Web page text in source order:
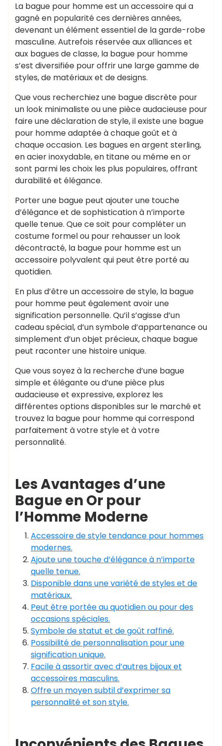
La bague pour homme est un accessoire qui a
gagné en popularité ces dernières années,
devenant un élément essentiel de la garde-robe
masculine. Autrefois réservée aux alliances et
aux bagues de classe, la bague pour homme
s’est diversifiée pour offrir une large gamme de
styles, de matériaux et de designs.
Que vous recherchiez une bague discrète pour
un look minimaliste ou une pièce audacieuse pour
faire une déclaration de style, il existe une bague
pour homme adaptée à chaque goût et à
chaque occasion. Les bagues en argent sterling,
en acier inoxydable, en titane ou même en or
sont parmi les choix les plus populaires, offrant
durabilité et élégance.
Porter une bague peut ajouter une touche
d’élégance et de sophistication à n’importe
quelle tenue. Que ce soit pour compléter un
costume formel ou pour rehausser un look
décontracté, la bague pour homme est un
accessoire polyvalent qui peut être porté au
quotidien.
En plus d’être un accessoire de style, la bague
pour homme peut également avoir une
signification personnelle. Qu’il s’agisse d’un
cadeau spécial, d’un symbole d’appartenance ou
simplement d’un objet précieux, chaque bague
peut raconter une histoire unique.
Que vous soyez à la recherche d’une bague
simple et élégante ou d’une pièce plus
audacieuse et expressive, explorez les
différentes options disponibles sur le marché et
trouvez la bague pour homme qui correspond
parfaitement à votre style et à votre
personnalité.
Les Avantages d’une
Bague en Or pour
l’Homme Moderne
Accessoire de style tendance pour hommes
modernes.
Ajoute une touche d’élégance à n’importe
quelle tenue.
Disponible dans une variété de styles et de
matériaux.
Peut être portée au quotidien ou pour des
occasions spéciales.
Symbole de statut et de goût raffiné.
Possibilité de personnalisation pour une
signification unique.
Facile à assortir avec d’autres bijoux et
accessoires masculins.
Offre un moyen subtil d’exprimer sa
personnalité et son style.